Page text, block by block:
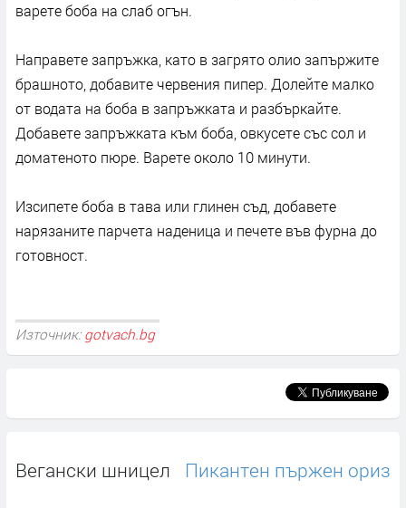
варете боба на слаб огън.
Направете запръжка, като в загрято олио запържите
брашното, добавите червения пипер. Долейте малко
от водата на боба в запръжката и разбъркайте.
Добавете запръжката към боба, овкусете със сол и
доматеното пюре. Варете около 10 минути.
Изсипете боба в тава или глинен съд, добавете
нарязаните парчета наденица и печете във фурна до
готовност.
Източник: gotvach.bg
Вегански шницел Пикантен пържен ориз